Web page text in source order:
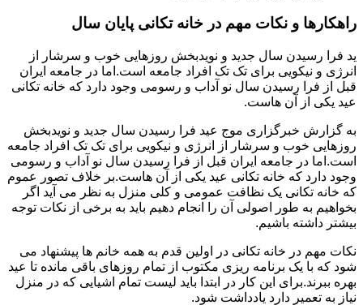
راهکارها و نکات مهم در خانه تکانی پایان سال
ید فرا رسیدن سال جدید و نویدبخش روزهایی خوب و سرشار از
انرژی و نیکویی برای تک تک افراد جامعه است.اما در جامعه ایران
قبل از فرا رسیدن سال نو آداب و رسومی وجود دارد که خانه تکانی
عید یکی از آن هاست.
به گزارش خبرگزاری موج عید فرا رسیدن سال جدید و نویدبخش
روزهایی خوب و سرشار از انرژی و نیکویی برای تک تک افراد جامعه
است.اما در جامعه ایران قبل از فرا رسیدن سال نو آداب و رسومی
وجود دارد که خانه تکانی عید یکی از آن هاست.بر خلاف تصور عموم
که خانه تکانی یک نظافت عمومی و کلی منزل به نظر می آید اگر
بخواهیم به طور اصولی آن را انجام دهیم باید به برخی از نکات توجه
بیشتر داشته باشیم.
نکات مهم در خانه تکانی در اولین قدم به همه خانم ها پیشنهاد می
شود که با یک برنامه ریزی مکتوب از تمام روزهای باقی مانده تا عید
بهره ببرند.برای این کار در ابتدا باید لیست تمام اشیایی که در منزل
نیاز به تعمیر دارد یادداشت شود.